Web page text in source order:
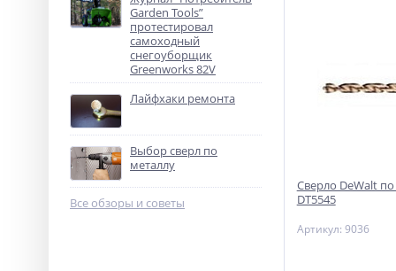
Garden Tools”
протестировал
самоходный
снегоуборщик
Greenworks 82V
Лайфхаки ремонта
Выбор сверл по
металлу
Все обзоры и советы
Сверло DeWalt
DT5545
Артикул: 9036